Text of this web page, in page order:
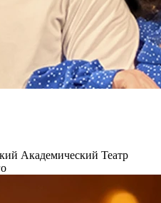
Академический Театр